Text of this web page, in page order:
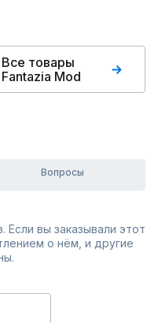
Все товары
Fantazia Mod
Вопросы
Если вы заказывали этот
о нём, и другие